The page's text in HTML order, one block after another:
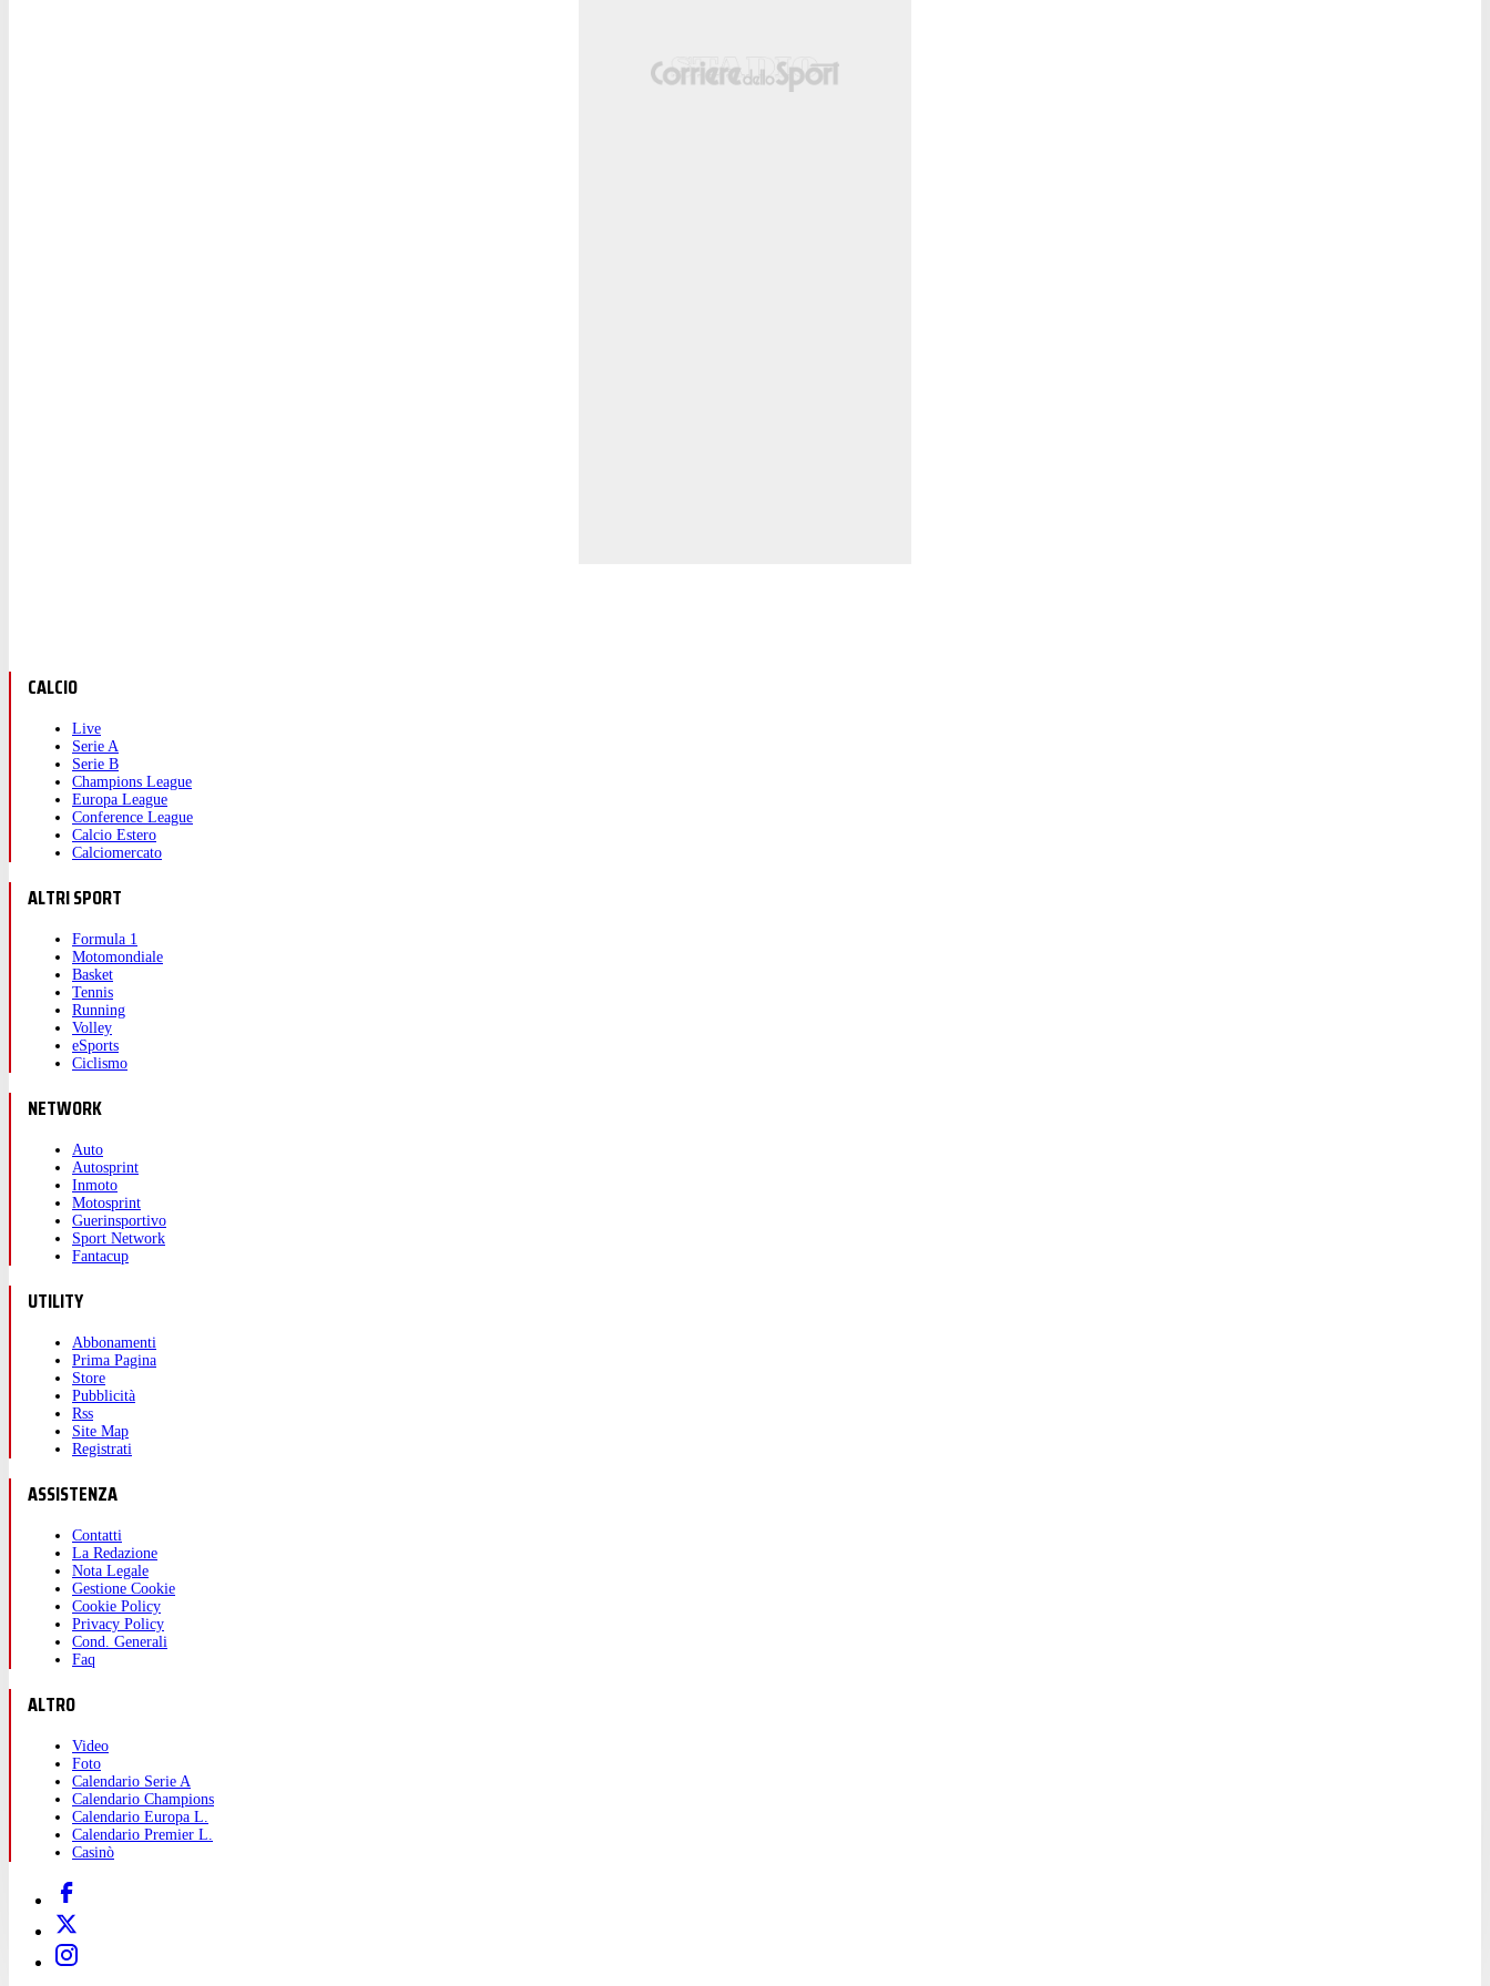
CALCIO
Live
Serie A
Serie B
Champions League
Europa League
Conference League
Calcio Estero
Calciomercato
ALTRI SPORT
Formula 1
Motomondiale
Basket
Tennis
Running
Volley
eSports
Ciclismo
NETWORK
Auto
Autosprint
Inmoto
Motosprint
Guerinsportivo
Sport Network
Fantacup
UTILITY
Abbonamenti
Prima Pagina
Store
Pubblicità
Rss
Site Map
Registrati
ASSISTENZA
Contatti
La Redazione
Nota Legale
Gestione Cookie
Cookie Policy
Privacy Policy
Cond. Generali
Faq
ALTRO
Video
Foto
Calendario Serie A
Calendario Champions
Calendario Europa L.
Calendario Premier L.
Casinò